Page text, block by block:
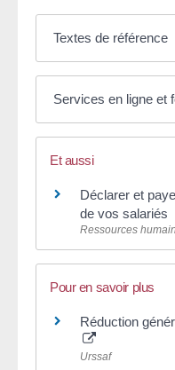
Textes de référence
Services en ligne et
Et aussi
Déclarer et
de vos salariés
Ressources
Pour en savoir plus
Réduction
Urssaf